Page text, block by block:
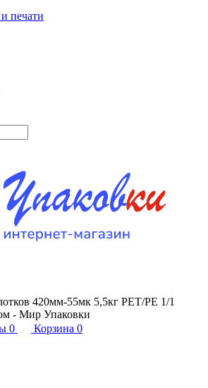
печати
420мм-55мк 5,5кг РЕТ/PE 1/1
- Мир Упаковки
0 Корзина 0